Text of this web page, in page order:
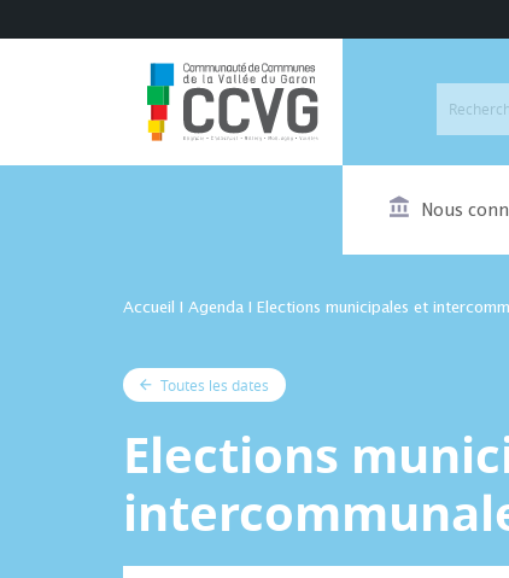
Nous
Accueil Agenda Elections municipales et
Toutes les dates
Elections